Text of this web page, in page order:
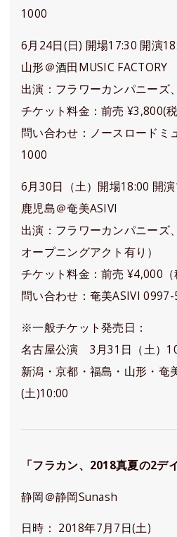
1000
6月24日(日) 開場17:30 開演
山形＠酒田MUSIC FACTORY
出演：フラワーカンパニーズ
チケット料金：前売 ¥3,800(
問い合わせ：ノースロードミ
1000
6月30日（土）開場18:00 開
鹿児島＠奄美ASIVI
出演：フラワーカンパニー
オープニングアクト有り）
チケット料金：前売 ¥4,000（
問い合わせ：奄美ASIVI
※一般チケット発売日：
名古屋公演 3月31日（土）
新潟・京都・福島・山形・
(土)10:00
「フラカン、2018真夏の2デ
静岡＠静岡Sunash
日時： 2018年7月7日(土)